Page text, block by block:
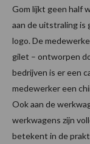
Gom lijkt geen half
aan de uitstraling is
logo. De
gilet – ontworpen
bedrijven is er een
medewerker een
Ook aan de
werkwagens zijn
betekent in de